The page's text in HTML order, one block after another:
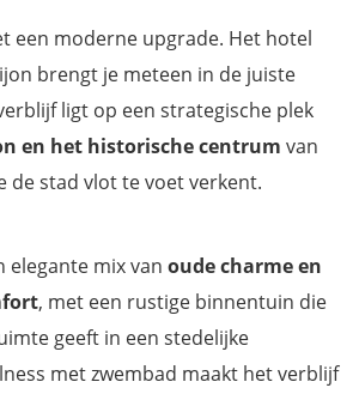
een moderne upgrade. Het hotel
brengt je meteen in de juiste
ligt op een strategische plek
en het historische centrum van
de stad vlot te voet verkent.
elegante mix van oude charme en
, met een rustige binnentuin die
geeft in een stedelijke
met zwembad maakt het verblijf